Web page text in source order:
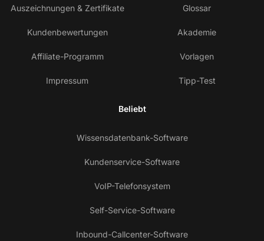
Auszeichnungen & Zertifikate
Kundenbewertungen
Affiliate-Programm
Impressum
Glossar
Akademie
Vorlagen
Tipp-Test
Beliebt
Wissensdatenbank-Software
Kundenservice-Software
VoIP-Telefonsystem
Self-Service-Software
Inbound-Callcenter-Software